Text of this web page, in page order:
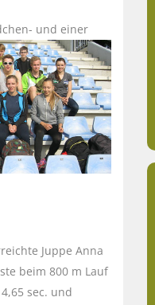
und einer
Juppe Anna
beim 800 m Lauf
sec. und